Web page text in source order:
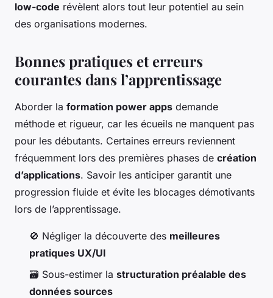
low-code révèlent alors tout leur potentiel au sein
des organisations modernes.
Bonnes pratiques et erreurs
courantes dans l’apprentissage
Aborder la formation power apps demande
méthode et rigueur, car les écueils ne manquent pas
pour les débutants. Certaines erreurs reviennent
fréquemment lors des premières phases de création
d’applications. Savoir les anticiper garantit une
progression fluide et évite les blocages démotivants
lors de l’apprentissage.
🚫 Négliger la découverte des meilleures
pratiques UX/UI
🗃️ Sous-estimer la structuration préalable des
données sources